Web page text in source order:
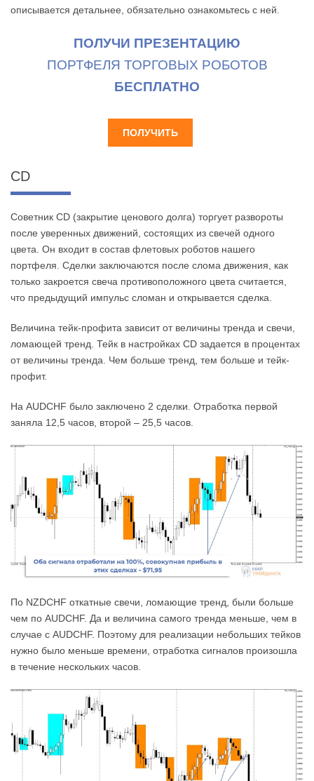
описывается детальнее, обязательно ознакомьтесь с ней.
ПОЛУЧИ ПРЕЗЕНТАЦИЮ
ПОРТФЕЛЯ ТОРГОВЫХ РОБОТОВ
БЕСПЛАТНО
ПОЛУЧИТЬ
CD
Советник CD (закрытие ценового долга) торгует развороты
после уверенных движений, состоящих из свечей одного
цвета. Он входит в состав флетовых роботов нашего
портфеля. Сделки заключаются после слома движения, как
только закроется свеча противоположного цвета считается,
что предыдущий импульс сломан и открывается сделка.
Величина тейк-профита зависит от величины тренда и свечи,
ломающей тренд. Тейк в настройках CD задается в процентах
от величины тренда. Чем больше тренд, тем больше и тейк-
профит.
На AUDCHF было заключено 2 сделки. Отработка первой
заняла 12,5 часов, второй – 25,5 часов.
По NZDCHF откатные свечи, ломающие тренд, были больше
чем по AUDCHF. Да и величина самого тренда меньше, чем в
случае с AUDCHF. Поэтому для реализации небольших тейков
нужно было меньше времени, отработка сигналов произошла
в течение нескольких часов.